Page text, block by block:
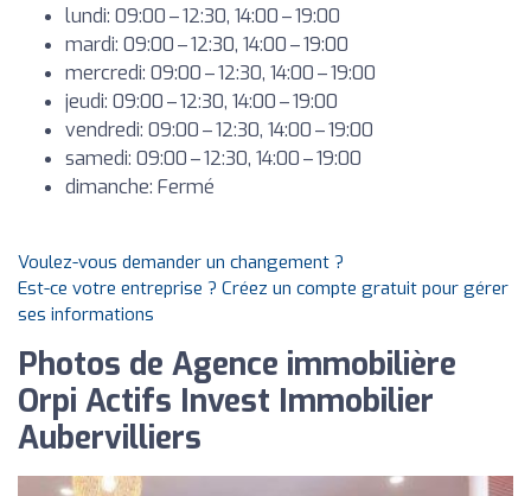
lundi: 09:00 – 12:30, 14:00 – 19:00
mardi: 09:00 – 12:30, 14:00 – 19:00
mercredi: 09:00 – 12:30, 14:00 – 19:00
jeudi: 09:00 – 12:30, 14:00 – 19:00
vendredi: 09:00 – 12:30, 14:00 – 19:00
samedi: 09:00 – 12:30, 14:00 – 19:00
dimanche: Fermé
Voulez-vous demander un changement ?
Est-ce votre entreprise ? Créez un compte gratuit pour gérer
ses informations
Photos de Agence immobilière
Orpi Actifs Invest Immobilier
Aubervilliers